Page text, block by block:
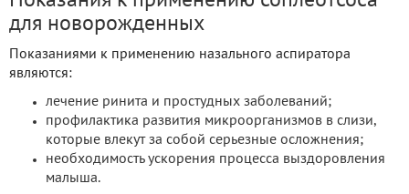
для новорожденных
Показаниями к применению назального аспиратора
являются:
лечение ринита и простудных заболеваний;
профилактика развития микроорганизмов в слизи,
которые влекут за собой серьезные осложнения;
необходимость ускорения процесса выздоровления
малыша.